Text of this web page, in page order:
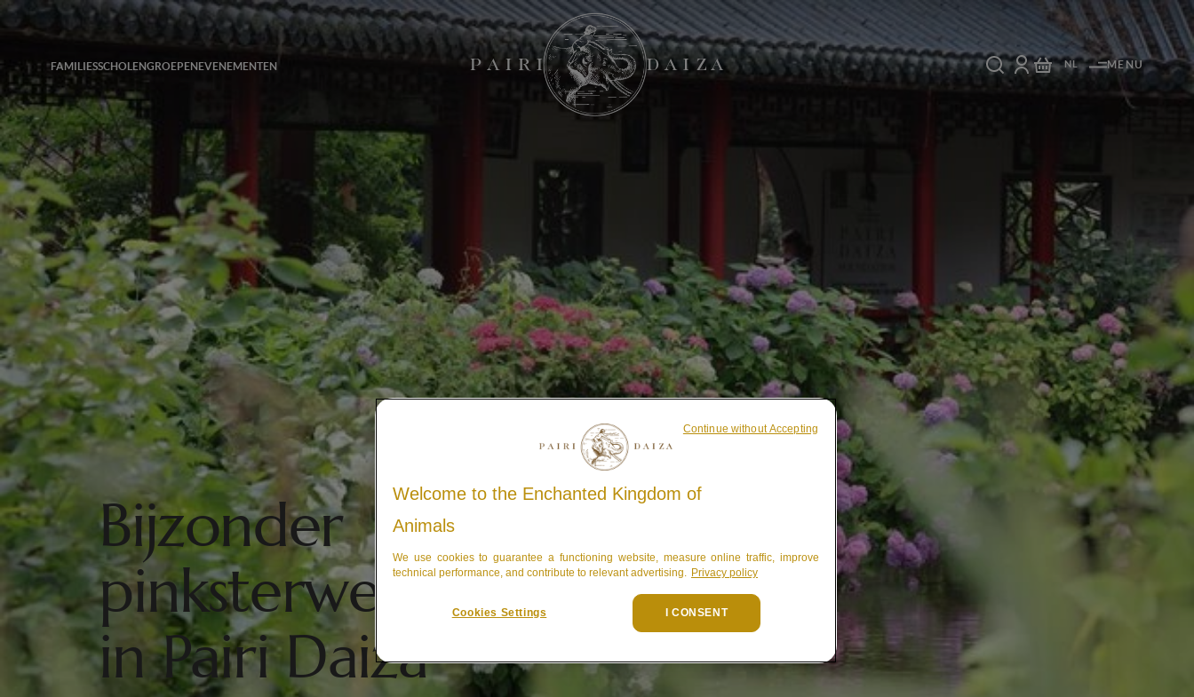
FAMILIESSCHOLENGROEPEN EVENEMENTEN NL MENU
Bijzonder
pinksterweekend
in Pairi Daiza
Een uniek
pinksterweekend weg
Bent u op zoek naar een bijzondere invulling voor het extra lange
voorjaarsweekend? Een uniek pinksterweekend weg naar Pairi Daiza
opent de poorten naar een wereld waar tijd lijkt stil te staan en
Welcome to the Enchanted Kingdom of
Animals
We use cookies to guarantee a functioning website, measure online traffic, improve
technical performance, and contribute to relevant advertising. Privacy policy
Cookies Settings I CONSENT
Continue without Accepting